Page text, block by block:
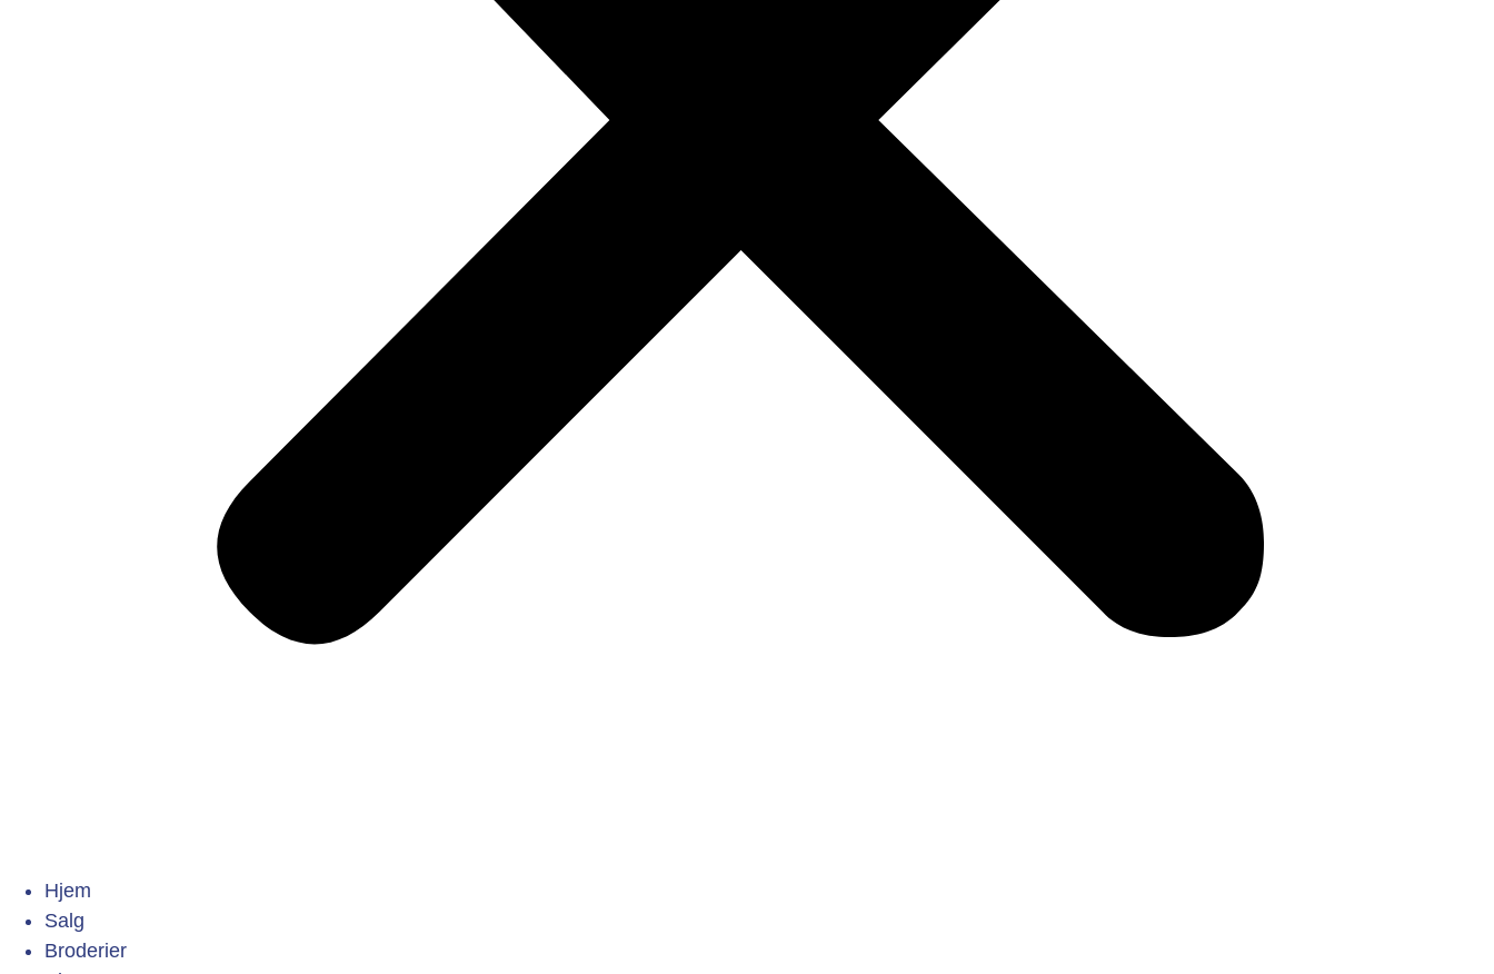
Hjem
Salg
Broderier